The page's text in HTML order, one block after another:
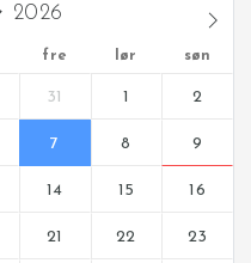
fre lør søn
31 1 2
7 8 9
14 15 16
21 22 23